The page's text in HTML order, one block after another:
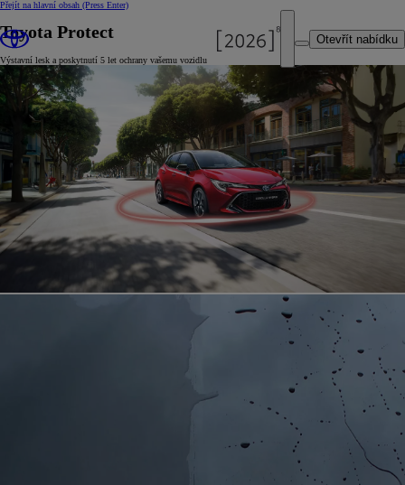
Přejít na hlavní obsah (Press Enter)
Otevřít nabídku
Toyota Protect
Výstavní lesk a poskytnutí 5 let ochrany vašemu vozidlu